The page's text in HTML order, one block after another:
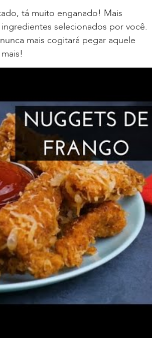
tá muito enganado! Mais
selecionados por você.
mais cogitará pegar aquele